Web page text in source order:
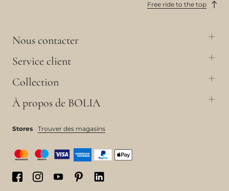
Free ride to the top
Nous contacter
Service client
Collection
À propos de BOLIA
Stores Trouver des magasins